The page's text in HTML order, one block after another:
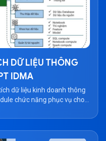
DỮ LIỆU THÔNG
IDMA
dữ liệu kinh doanh thông
chức năng phục vụ cho
làm việc theo workspace.
đáp ứng được […]